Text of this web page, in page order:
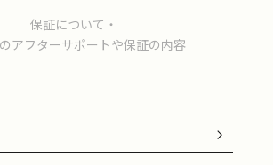
保証について・
アフターサポートや保証の内容